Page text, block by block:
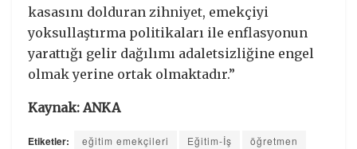
kasasını dolduran zihniyet, emekçiyi
yoksullaştırma politikaları ile enflasyonun
yarattığı gelir dağılımı adaletsizliğine engel
olmak yerine ortak olmaktadır.”
Kaynak: ANKA
Etiketler: eğitim emekçileri Eğitim-İş
öğretmen